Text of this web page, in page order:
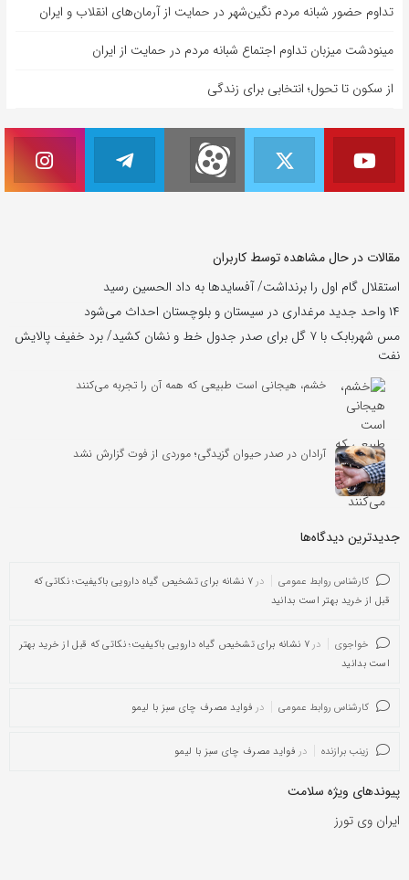
تداوم حضور شبانه مردم نگین‌شهر در حمایت از آرمان‌های انقلاب و ایران
مینودشت میزبان تداوم اجتماع شبانه مردم در حمایت از ایران
از سکون تا تحول؛ انتخابی برای زندگی
مقالات در حال مشاهده توسط کاربران
استقلال گام اول را برنداشت/ آفسایدها به داد الحسین رسید
۱۴ واحد جدید مرغداری در سیستان و بلوچستان احداث می‌شود
مس شهربابک با ۷ گل برای صدر جدول خط و نشان کشید/ برد خفیف پالایش
نفت
خشم، هیجانی است طبیعی که همه آن را تجربه می‌کنند
آرادان در صدر حیوان گزیدگی؛ موردی از فوت گزارش نشد
جدیدترین دیدگاه‌‌ها
کارشناس روابط عمومی در
۷ نشانه برای تشخیص گیاه دارویی باکیفیت؛ نکاتی که
قبل از خرید بهتر است بدانید
خواجوی در
۷ نشانه برای تشخیص گیاه دارویی باکیفیت؛ نکاتی که قبل از خرید بهتر
است بدانید
کارشناس روابط عمومی در فواید مصرف چای سبز با لیمو
زینب برازنده در فواید مصرف چای سبز با لیمو
پیوندهای ویژه سلامت
ایران وی تورز